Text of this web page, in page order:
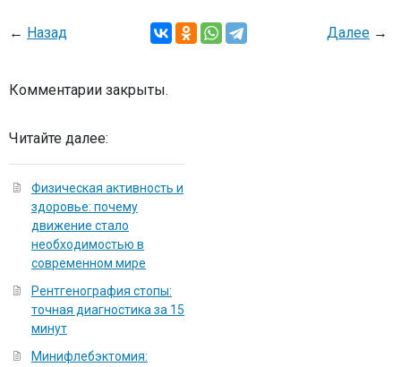
← Назад Далее →
Комментарии закрыты.
Читайте далее:
Физическая активность и
здоровье: почему
движение стало
необходимостью в
современном мире
Рентгенография стопы:
точная диагностика за 15
минут
Минифлебэктомия: